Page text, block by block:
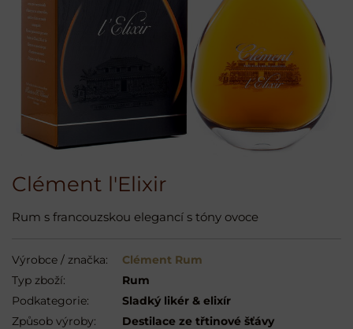
Clément l'Elixir
Rum s francouzskou elegancí s tóny ovoce
Výrobce / značka:
Clément Rum
Typ zboží:
Rum
Podkategorie:
Sladký likér & elixír
Způsob výroby:
Destilace ze třtinové šťávy